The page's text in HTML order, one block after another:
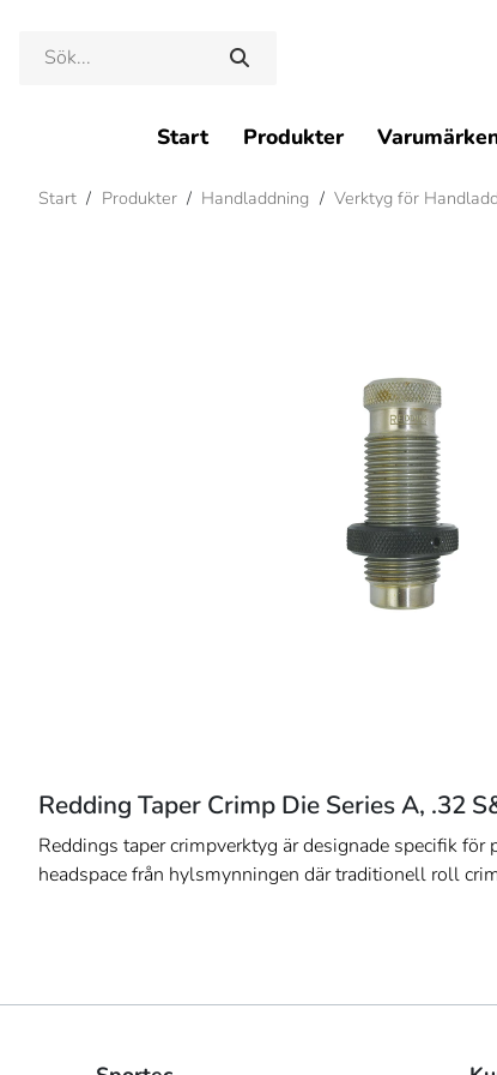
Start Produkter
Start / Produkter / Handladdning / Verktyg för
Redding Taper Crimp Die Series A, .32
Reddings taper crimpverktyg är designade specifik för
headspace från hylsmynningen där traditionell roll